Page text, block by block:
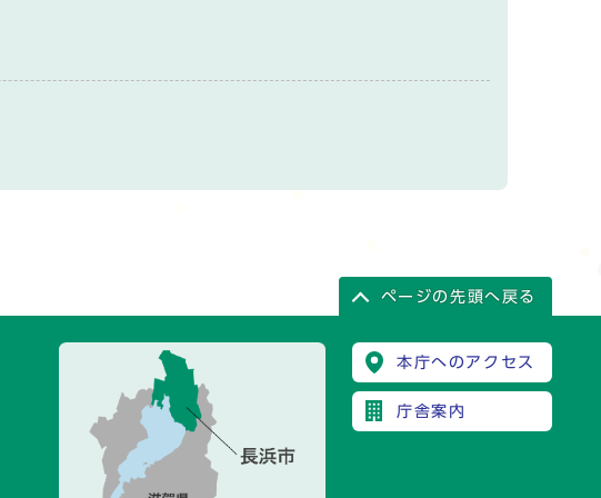
ページの先頭へ戻る
本庁へのアクセス
庁舎案内